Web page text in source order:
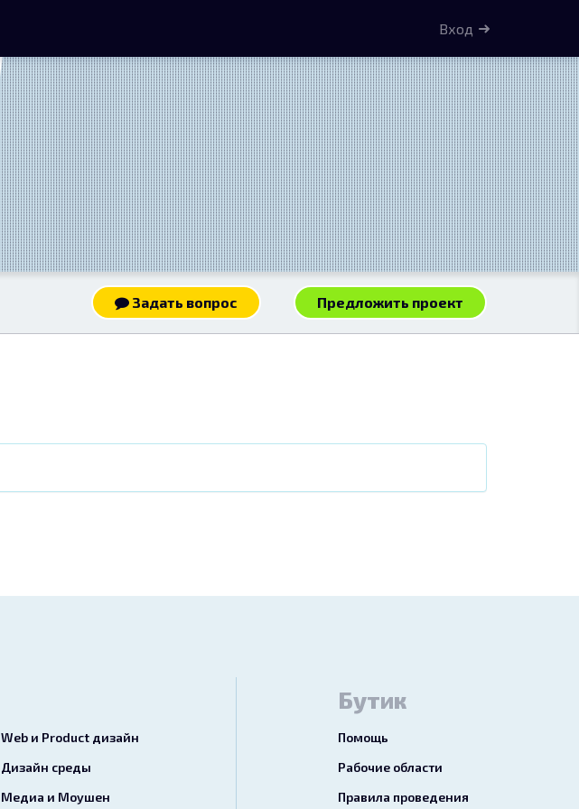
Задать вопрос Предложить проект
Вход
Web и Product дизайн
Дизайн среды
Медиа и Моушен
Бутик
Помощь
Рабочие области
Правила проведения